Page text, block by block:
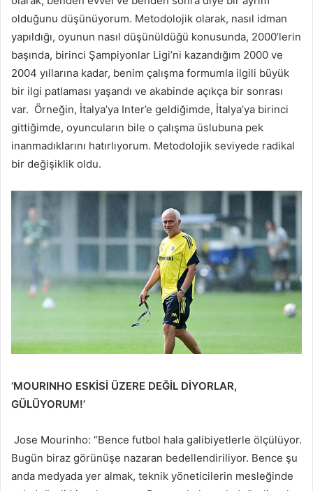
olduğunu düşünüyorum. Metodolojik olarak, nasıl idman
yapıldığı, oyunun nasıl düşünüldüğü konusunda, 2000’lerin
başında, birinci Şampiyonlar Ligi’ni kazandığım 2000 ve
2004 yıllarına kadar, benim çalışma formumla ilgili büyük
bir ilgi patlaması yaşandı ve akabinde açıkça bir sonrası
var. Örneğin, İtalya’ya Inter’e geldiğimde, İtalya’ya birinci
gittiğimde, oyuncuların bile o çalışma üslubuna pek
inanmadıklarını hatırlıyorum. Metodolojik seviyede radikal
bir değişiklik oldu.
‘MOURINHO ESKİSİ ÜZERE DEĞİL DİYORLAR,
GÜLÜYORUM!’
Jose Mourinho: “Bence futbol hala galibiyetlerle ölçülüyor.
Bugün biraz görünüşe nazaran bedellendiriliyor. Bence şu
anda medyada yer almak, teknik yöneticilerin mesleğinde